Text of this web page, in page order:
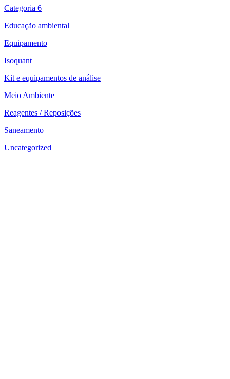
Categoria 6
Educação ambiental
Equipamento
Isoquant
Kit e equipamentos de análise
Meio Ambiente
Reagentes / Reposições
Saneamento
Uncategorized